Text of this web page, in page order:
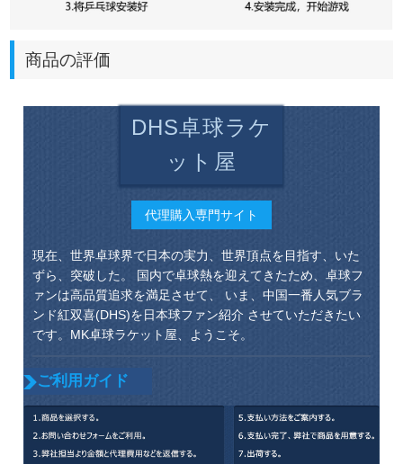
商品の評価
DHS卓球ラケ
ット屋
代理購入専門サイト
現在、世界卓球界で日本の実力、世界頂点を目指す、いた
ずら、突破した。 国内で卓球熱を迎えてきたため、卓球フ
ァンは高品質追求を満足させて、 いま、中国一番人気ブラ
ンド紅双喜(DHS)を日本球ファン紹介 させていただきたい
です。MK卓球ラケット屋、ようこそ。
ご利用ガイド